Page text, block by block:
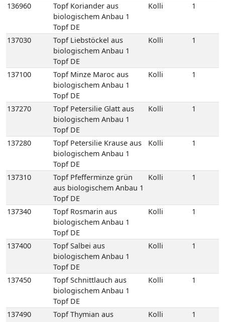
137100
Topf Minze Maroc aus
biologischem Anbau 1
Topf DE
Kolli 1
137270
Topf Petersilie Glatt aus
biologischem Anbau 1
Topf DE
Kolli 1
137280
Topf Petersilie Krause aus
biologischem Anbau 1
Topf DE
Kolli 1
137310
Topf Pfefferminze grün
aus biologischem Anbau 1
Topf DE
Kolli 1
137340
Topf Rosmarin aus
biologischem Anbau 1
Topf DE
Kolli 1
137400
Topf Salbei aus
biologischem Anbau 1
Topf DE
Kolli 1
137450
Topf Schnittlauch aus
biologischem Anbau 1
Topf DE
Kolli 1
137490
Topf Thymian aus
biologischem Anbau 1
Topf DE
Kolli 1
137540
Topf Zitronenmelisse aus
biologischem Anbau 1
Topf DE
Kolli 1
141280
Zitronengras 100 gr
Kolli 10